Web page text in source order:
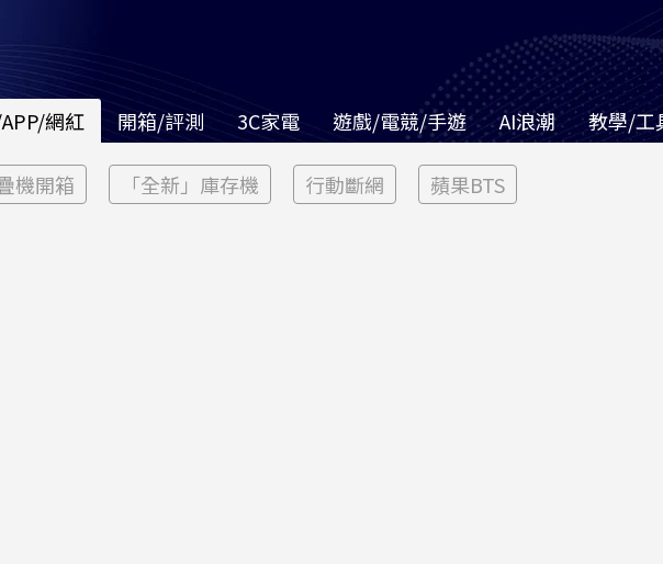
網紅 開箱/評測 3C家電 遊戲/電競/手遊 AI浪潮 教學/工
機開箱 「全新」庫存機 行動斷網 蘋果BTS